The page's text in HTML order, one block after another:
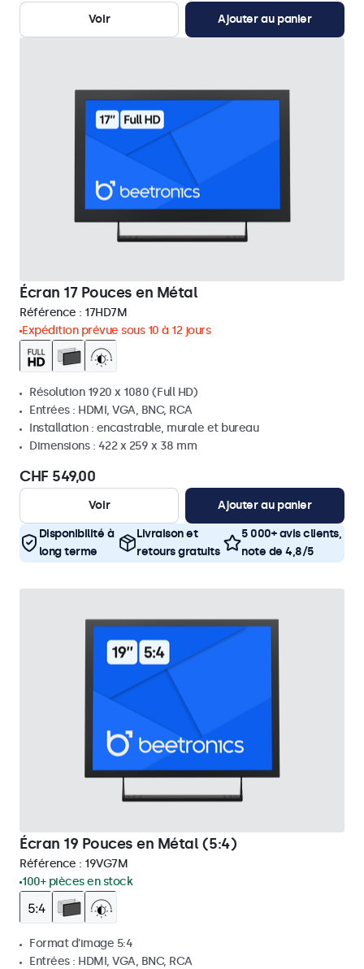
Voir Ajouter au panier
Écran 17 Pouces en Métal
Référence : 17HD7M
Expédition prévue sous 10 à 12 jours
Résolution 1920 x 1080 (Full HD)
Entrées : HDMI, VGA, BNC, RCA
Installation : encastrable, murale et bureau
Dimensions : 422 x 259 x 38 mm
CHF 549,00
Voir Ajouter au panier
Disponibilité à
long terme
Livraison et
retours gratuits
5 000+ avis clients,
note de 4,8/5
Écran 19 Pouces en Métal (5:4)
Référence : 19VG7M
100+ pièces en stock
Format d'image 5:4
Entrées : HDMI, VGA, BNC, RCA